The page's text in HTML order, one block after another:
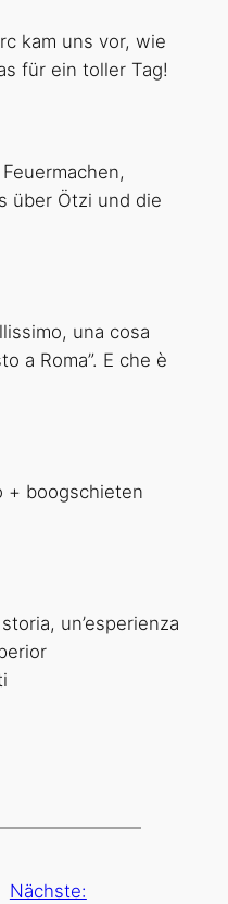
kam uns vor, wie
für ein toller Tag!
über Ötzi und die
una cosa
a Roma”. E che è
+ boogschieten
un’esperienza
Nächste: